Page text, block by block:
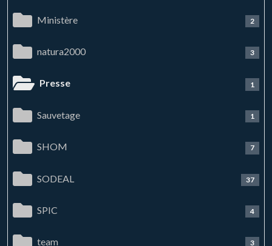
Ministère 2
natura2000 3
Presse 1
Sauvetage 1
SHOM 7
SODEAL 37
SPIC 4
team 3